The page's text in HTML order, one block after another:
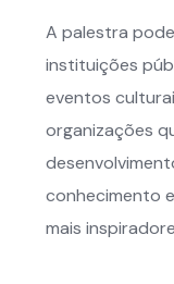
A palestra
instituições
eventos
organizações
conhecimento
mais